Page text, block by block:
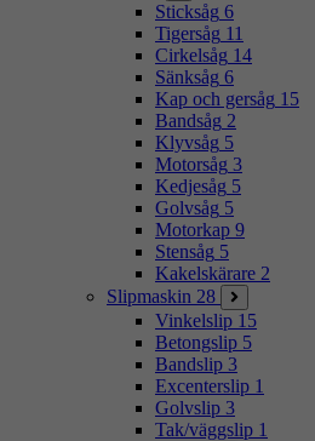
Sticksåg 6
Tigersåg 11
Cirkelsåg 14
Sänksåg 6
Kap och gersåg 15
Bandsåg 2
Klyvsåg 5
Motorsåg 3
Kedjesåg 5
Golvsåg 5
Motorkap 9
Stensåg 5
Kakelskärare 2
Slipmaskin 28
Vinkelslip 15
Betongslip 5
Bandslip 3
Excenterslip 1
Golvslip 3
Tak/väggslip 1